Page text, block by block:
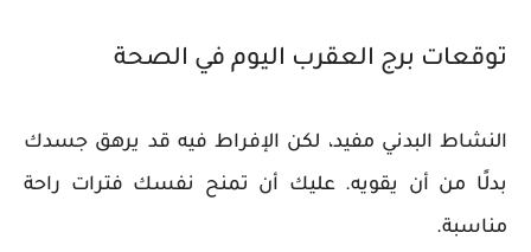
توقعات برج العقرب اليوم في الصحة
النشاط البدني مفيد، لكن الإفراط فيه قد يرهق جسدك
بدلًا من أن يقويه. عليك أن تمنح نفسك فترات راحة
مناسبة.